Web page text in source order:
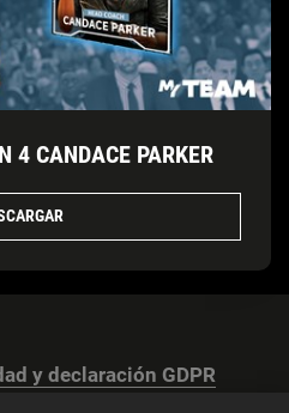
4 CANDACE PARKER
y declaración GDPR